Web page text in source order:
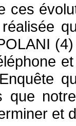
ces
que
et